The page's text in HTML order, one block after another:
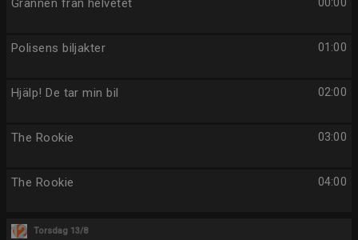
Grannen från helvetet
01:00
Polisens biljakter
02:00
Hjälp! De tar min bil
03:00
The Rookie
04:00
The Rookie
Torsdag 13/8